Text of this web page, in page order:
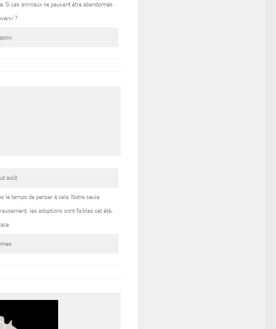
Si ces animaux ne peuvent être abandonnés
?
août
le temps de penser à cela. Notre seule
les adoptions sont faibles cet été,